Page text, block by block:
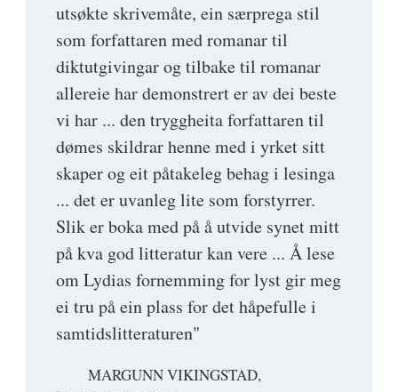
utsøkte skrivemåte, ein særprega stil
som forfattaren med romanar til
diktutgivingar og tilbake til romanar
allereie har demonstrert er av dei beste
vi har ... den tryggheita forfattaren til
dømes skildrar henne med i yrket sitt
skaper og eit påtakeleg behag i lesinga
... det er uvanleg lite som forstyrrer.
Slik er boka med på å utvide synet mitt
på kva god litteratur kan vere ... Å lese
om Lydias fornemming for lyst gir meg
ei tru på ein plass for det håpefulle i
samtidslitteraturen"
MARGUNN VIKINGSTAD,